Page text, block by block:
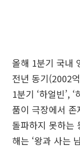
올해 1분기 국내
전년 동기(2002
1분기 ‘하얼빈’,
품이 극장에서
돌파하지 못하는
해는 ‘왕과 사는